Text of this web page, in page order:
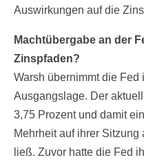
Auswirkungen auf die
Machtübergabe an der
Zinspfaden?
Warsh übernimmt die Fed
Ausgangslage. Der
3,75 Prozent und damit
Mehrheit auf ihrer
ließ. Zuvor hatte die Fed